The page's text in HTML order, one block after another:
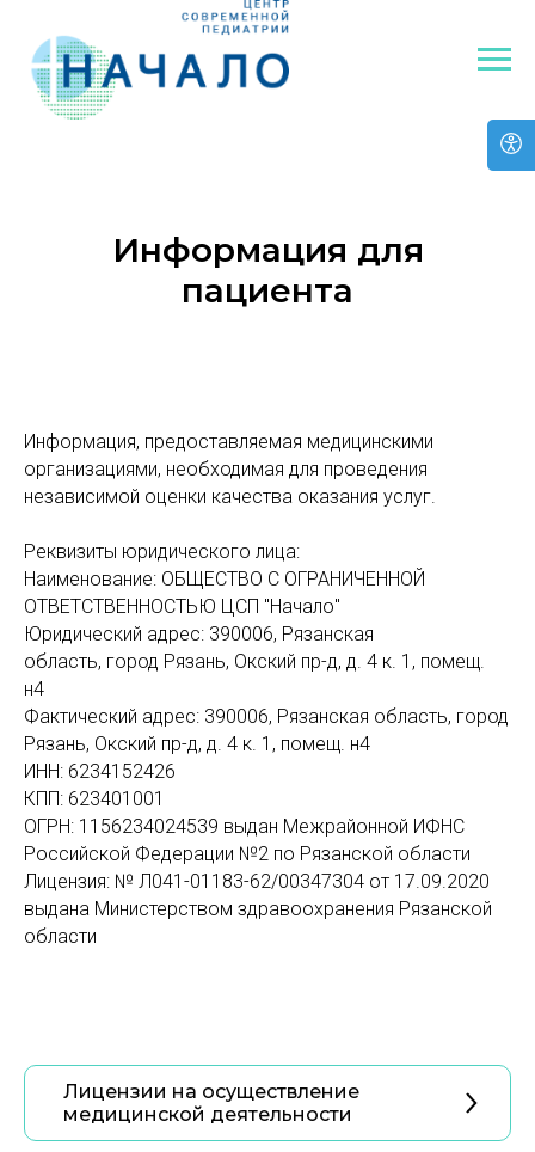
Информация для
пациента
Информация, предоставляемая медицинскими
организациями, необходимая для проведения
независимой оценки качества оказания услуг.
Реквизиты юридического лица:
Наименование: ОБЩЕСТВО С ОГРАНИЧЕННОЙ
ОТВЕТСТВЕННОСТЬЮ ЦСП "Начало"
Юридический адрес: 390006, Рязанская
область, город Рязань, Окский пр-д, д. 4 к. 1, помещ.
н4
Фактический адрес: 390006, Рязанская область, город
Рязань, Окский пр-д, д. 4 к. 1, помещ. н4
ИНН: 6234152426
КПП: 623401001
ОГРН: 1156234024539 выдан Межрайонной ИФНС
Российской Федерации №2 по Рязанской области
Лицензия: № Л041-01183-62/00347304 от 17.09.2020
выдана Министерством здравоохранения Рязанской
области
Лицензии на осуществление
медицинской деятельности